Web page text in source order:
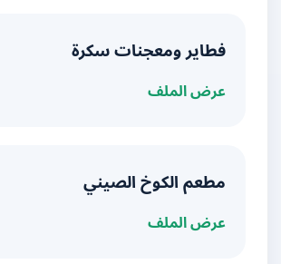
فطاير ومعجنات سكرة
عرض الملف
مطعم الكوخ الصيني
عرض الملف